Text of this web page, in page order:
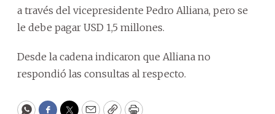
a través del vicepresidente Pedro Alliana, pero se
le debe pagar USD 1,5 millones.
Desde la cadena indicaron que Alliana no
respondió las consultas al respecto.